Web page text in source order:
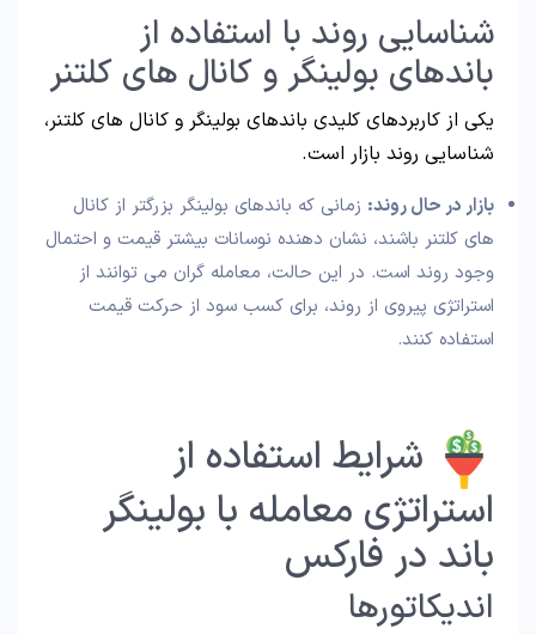
شناسایی روند با استفاده از
باندهای بولینگر و کانال‌ های کلتنر
یکی از کاربردهای کلیدی باندهای بولینگر و کانال‌ های کلتنر،
شناسایی روند بازار است.
بازار در حال روند: زمانی که باندهای بولینگر بزرگتر از کانال‌
های کلتنر باشند، نشان‌ دهنده نوسانات بیشتر قیمت و احتمال
وجود روند است. در این حالت، معامله‌ گران می‌ توانند از
استراتژی پیروی از روند، برای کسب سود از حرکت قیمت
استفاده کنند.
شرایط استفاده از
استراتژی معامله با بولینگر
باند در فارکس
اندیکاتورها